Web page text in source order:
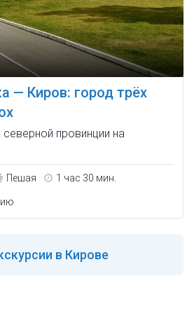
— Киров: город трёх
провинции на
Пешая 1 час 30 мин.
в Кирове